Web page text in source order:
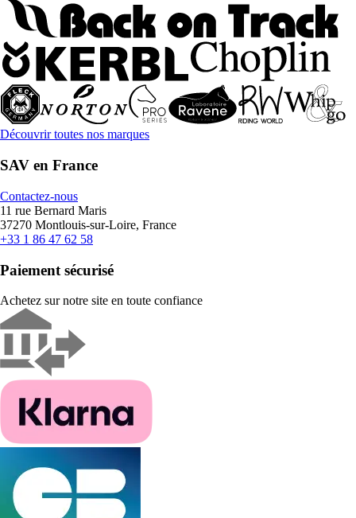
Découvrir toutes nos marques
SAV en France
Contactez-nous
11 rue Bernard Maris
37270 Montlouis-sur-Loire, France
+33 1 86 47 62 58
Paiement sécurisé
Achetez sur notre site en toute confiance